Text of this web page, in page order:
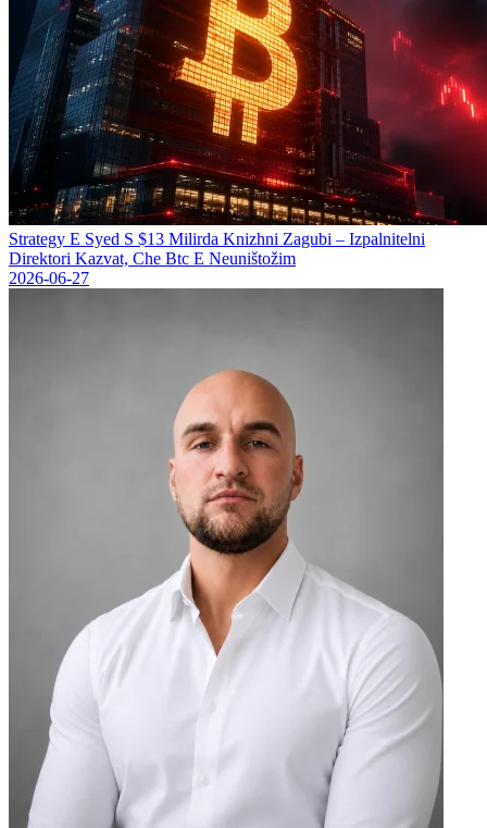
Strategy Е Syed S $13 Milirda Knizhni Zagubi – Izpalnitelni
Direktori Kazvat, Che Btc E Neuništožim
2026-06-27